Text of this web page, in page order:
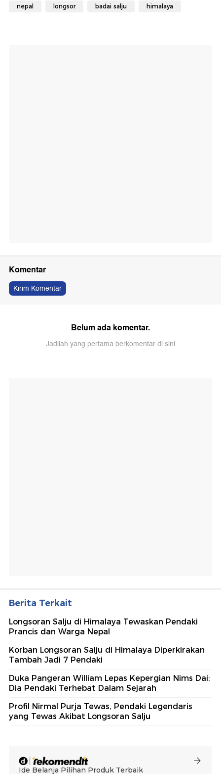
nepal longsor badai salju himalaya
Komentar
Kirim Komentar
Belum ada komentar.
Jadilah yang pertama berkomentar di sini
Berita Terkait
Longsoran Salju di Himalaya Tewaskan Pendaki
Prancis dan Warga Nepal
Korban Longsoran Salju di Himalaya Diperkirakan
Tambah Jadi 7 Pendaki
Duka Pangeran William Lepas Kepergian Nims Dai:
Dia Pendaki Terhebat Dalam Sejarah
Profil Nirmal Purja Tewas, Pendaki Legendaris
yang Tewas Akibat Longsoran Salju